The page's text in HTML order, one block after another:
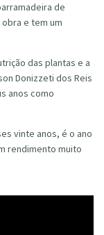
de
e tem um
das plantas e a
Donizzeti dos Reis
anos como
vinte anos, é o ano
rendimento muito